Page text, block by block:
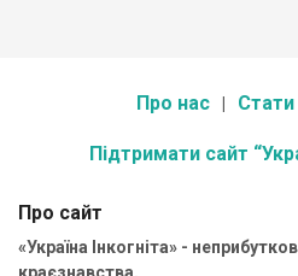
Про нас
Підтримати сайт
Про сайт
«Україна Інкогніта» -